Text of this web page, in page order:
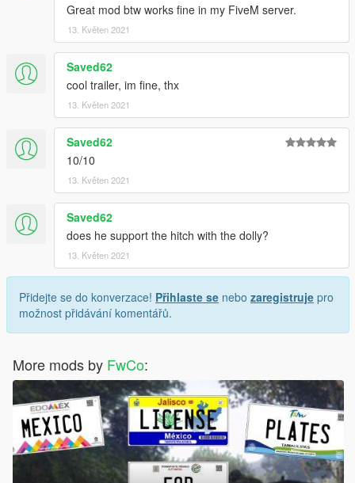
Great mod btw works fine in my FiveM server.
13. Květen 2021
Saved62
cool trailer, im fine, thx
13. Květen 2021
Saved62
10/10
13. Květen 2021
Saved62
does he support the hitch with the dolly?
13. Květen 2021
Přidejte se do konverzace! Přihlaste se nebo zaregistruje pro
možnost přidávání komentářů.
More mods by FwCo: